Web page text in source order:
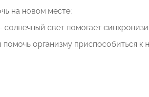
на новом месте;
солнечный свет помогает
организму приспособиться к